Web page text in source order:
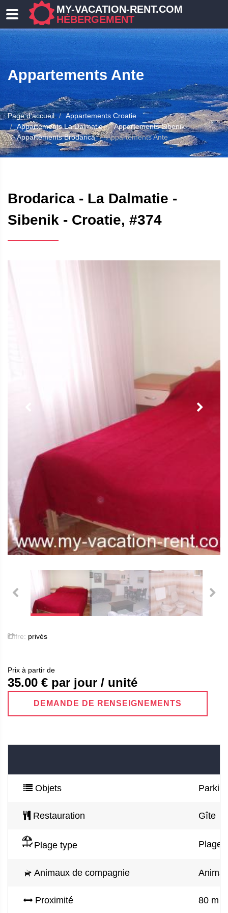
MY-VACATION-RENT.COM
HÉBERGEMENT
Appartements Ante
Page d'accueil
Appartements Croatie
Appartements La Dalmatie
Appartements Sibenik
Appartements Brodarica
Appartements Ante
Brodarica - La Dalmatie -
Sibenik - Croatie, #374
Offre: privés
Prix ​​à partir de
35.00 € par jour / unité
DEMANDE DE RENSEIGNEMENTS
Objets
Restauration Gîte
Plage type Plage
Animaux de compagnie
Proximité 80 m